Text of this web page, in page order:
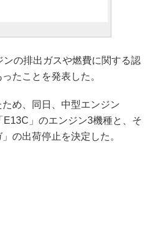
の排出ガスや燃費に関する認
たことを発表した。
め、同日、中型エンジン
」のエンジン3機種と、そ
の出荷停止を決定した。